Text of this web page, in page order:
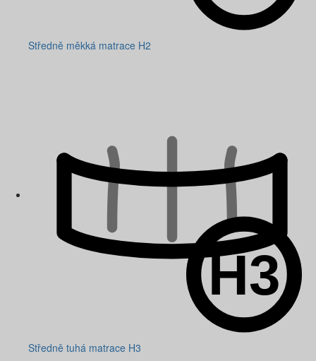
Středně měkká matrace H2
Středně tuhá matrace H3